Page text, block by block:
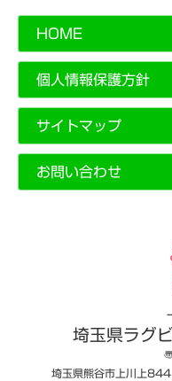
HOME
個人情報保護方針
サイトマップ
お問い合わせ
埼玉県ラグ
埼玉県熊谷市上川上